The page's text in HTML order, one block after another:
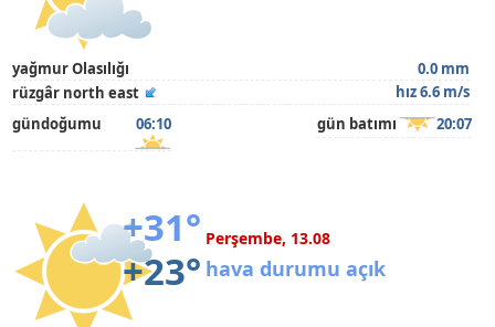
yağmur Olasılığı
0.0 mm
rüzgâr north east
hız 6.6 m/s
gündoğumu
06:10 gün batımı 20:07
+31°
+23°
Perşembe, 13.08
hava durumu açık